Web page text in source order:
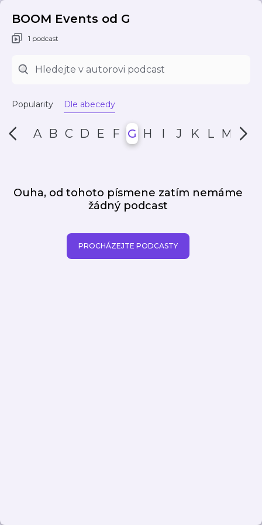
BOOM Events od G
1 podcast
Popularity Dle abecedy
A B C D E F G H I J K L M N
Ouha, od tohoto písmene zatím nemáme
žádný podcast
PROCHÁZEJTE PODCASTY